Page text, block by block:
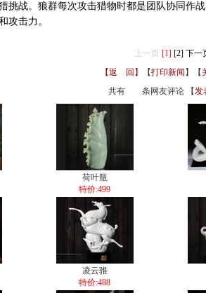
挑战。狼群每次攻击猎物时都是团队协同作
攻击力。
上一页 [1] [2] 下一
【返 回】
【打印新闻 】【
共有
条网友评论 【发
荷叶瓶
特价:499
凌云骓
特价:488